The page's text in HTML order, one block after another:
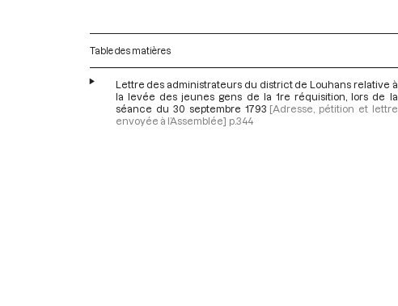
Table des matières
Lettre des administrateurs du district de Louhans relative à
la levée des jeunes gens de la 1re réquisition, lors de la
séance du 30 septembre 1793 [Adresse, pétition et lettre
envoyée à l’Assemblée] p.344